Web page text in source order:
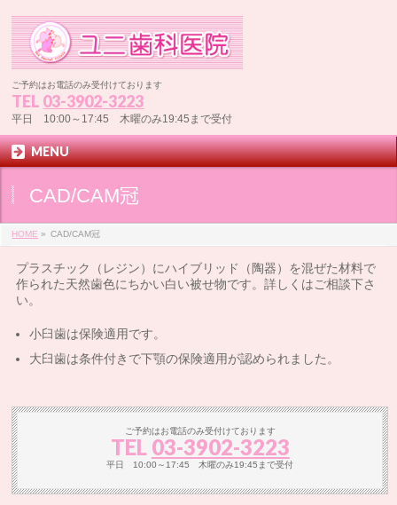
ご予約はお電話のみ受付けております
TEL 03-3902-3223
平日 10:00～17:45 木曜のみ19:45まで受付
MENU
CAD/CAM冠
HOME » CAD/CAM冠
プラスチック（レジン）にハイブリッド（陶器）を混ぜた材料で
作られた天然歯色にちかい白い被せ物です。詳しくはご相談下さ
い。
小臼歯は保険適用です。
大臼歯は条件付きで下顎の保険適用が認められました。
ご予約はお電話のみ受付けております
TEL 03-3902-3223
平日 10:00～17:45 木曜のみ19:45まで受付